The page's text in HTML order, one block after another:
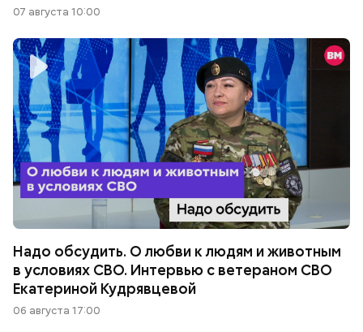
07 августа 10:00
Надо обсудить. О любви к людям и животным
в условиях СВО. Интервью с ветераном СВО
Екатериной Кудрявцевой
06 августа 17:00